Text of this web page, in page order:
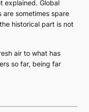
explained. Global
sometimes spare
historical part is not
air to what has
so far, being far